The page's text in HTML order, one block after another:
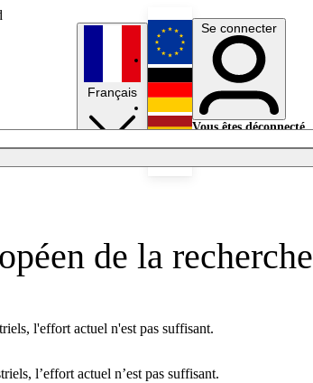
Français
English
Deutsch
Se connecter
Vous êtes déconnecté.
de la recherche
l'effort actuel n'est pas suffisant.
l’effort actuel n’est pas suffisant.